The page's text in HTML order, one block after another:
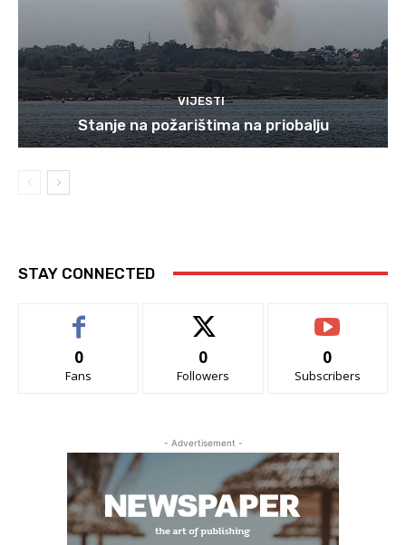
VIJESTI
Stanje na požarištima na priobalju
STAY CONNECTED
0
Fans
0
Followers
0
Subscribers
- Advertisement -